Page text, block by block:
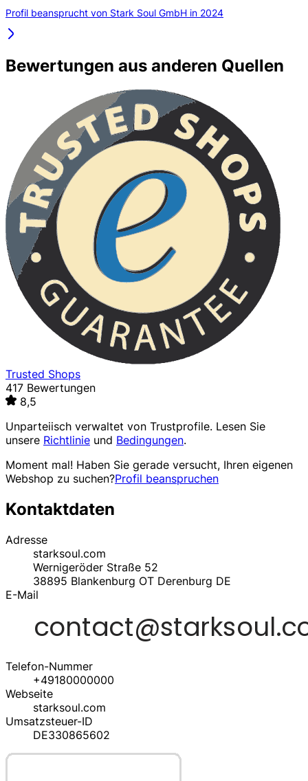
Profil beansprucht von Stark Soul GmbH in 2024
Bewertungen aus anderen Quellen
Trusted Shops
417 Bewertungen
8,5
Unparteiisch verwaltet von Trustprofile. Lesen Sie
unsere Richtlinie und Bedingungen.
Moment mal! Haben Sie gerade versucht, Ihren eigenen
Webshop zu suchen?Profil beanspruchen
Kontaktdaten
Adresse
starksoul.com
Wernigeröder Straße 52
38895 Blankenburg OT Derenburg DE
E-Mail
Telefon-Nummer
+49180000000
Webseite
starksoul.com
Umsatzsteuer-ID
DE330865602